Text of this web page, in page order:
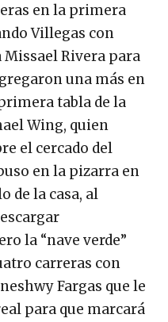
en la primera
Villegas con
Missael Rivera para
una más en
tabla de la
Wing, quien
el cercado del
en la pizarra en
de la casa, al
la “nave verde”
carreras con
Fargas que le
para que marcará